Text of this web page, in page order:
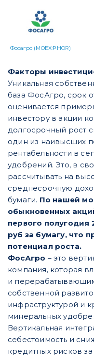
Фосагро (MOEX:PHOR)
Факторы
Уникальная
база ФосАгро, срок
оценивается
инвестору в акции
долгосрочный рост
один из наивысших
рентабельности в
удобрений. Это, в
рассчитывать на
среднесрочную
бумаги. По нашей
обыкновенных
первого полугодия
руб за бумагу, что
потенциал роста.
ФосАгро – это
компания, которая
и
собственной
инфраструктурой и
минеральных
Вертикальная
себестоимость и
кредитных рисков